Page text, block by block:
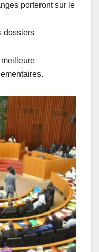
porteront sur le
dossiers